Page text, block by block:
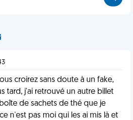
croirez sans doute à un fake,
tard, j'ai retrouvé un autre billet
de sachets de thé que je
n'est pas moi qui les ai mis là et